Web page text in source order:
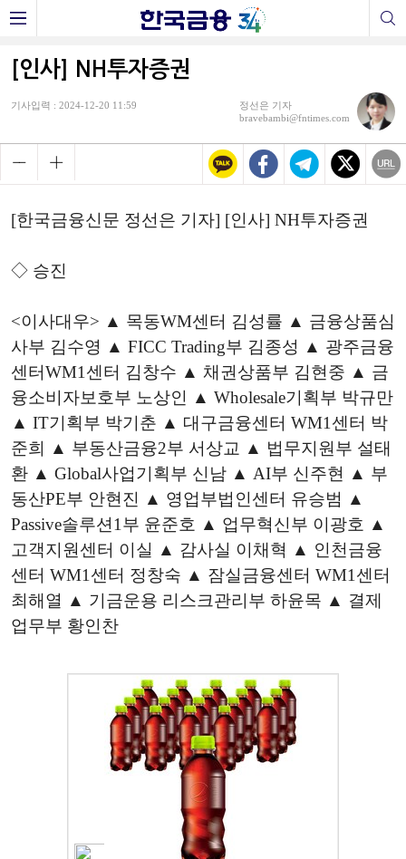
[인사] NH투자증권
기사입력 : 2024-12-20 11:59
정선은 기자
bravebambi@fntimes.com
[한국금융신문 정선은 기자] [인사] NH투자증권
◇ 승진
<이사대우> ▲ 목동WM센터 김성률 ▲ 금융상품심
사부 김수영 ▲ FICC Trading부 김종성 ▲ 광주금융
센터WM1센터 김창수 ▲ 채권상품부 김현중 ▲ 금
융소비자보호부 노상인 ▲ Wholesale기획부 박규만
▲ IT기획부 박기춘 ▲ 대구금융센터 WM1센터 박
준희 ▲ 부동산금융2부 서상교 ▲ 법무지원부 설태
환 ▲ Global사업기획부 신남 ▲ AI부 신주현 ▲ 부
동산PE부 안현진 ▲ 영업부법인센터 유승범 ▲
Passive솔루션1부 윤준호 ▲ 업무혁신부 이광호 ▲
고객지원센터 이실 ▲ 감사실 이채혁 ▲ 인천금융
센터 WM1센터 정창숙 ▲ 잠실금융센터 WM1센터
최해열 ▲ 기금운용 리스크관리부 하윤목 ▲ 결제
업무부 황인찬